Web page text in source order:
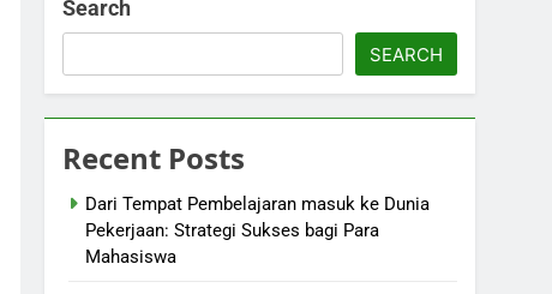
Search
SEARCH
Recent Posts
Dari Tempat Pembelajaran masuk ke Dunia
Pekerjaan: Strategi Sukses bagi Para
Mahasiswa